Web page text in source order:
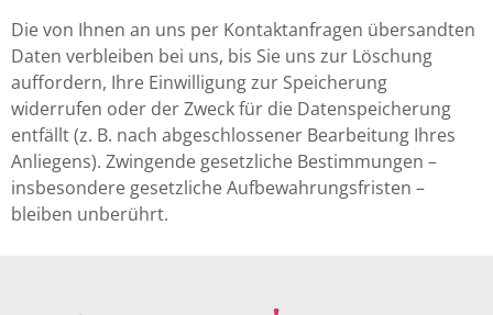
Die von Ihnen an uns per Kontaktanfragen übersandten
Daten verbleiben bei uns, bis Sie uns zur Löschung
auffordern, Ihre Einwilligung zur Speicherung
widerrufen oder der Zweck für die Datenspeicherung
entfällt (z. B. nach abgeschlossener Bearbeitung Ihres
Anliegens). Zwingende gesetzliche Bestimmungen –
insbesondere gesetzliche Aufbewahrungsfristen –
bleiben unberührt.